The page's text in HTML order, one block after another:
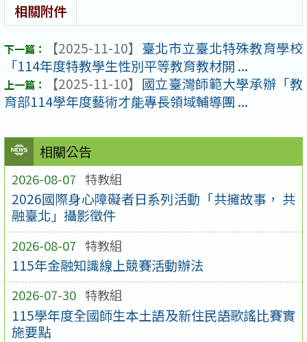
相關公告
2026-08-07 特教組
2026國際身心障礙者日系列活動「共擁故事， 共
融臺北」攝影徵件
2026-08-07 特教組
115年金融知識線上競賽活動辦法
2026-07-30 特教組
115學年度全國師生本土語及新住民語歌謠比賽實
施要點
相關附件
【2025-11-10】 臺北市立臺北特殊教育學校
「114年度特教學生性別平等教育教材開 ...
【2025-11-10】 國立臺灣師範大學承辦「教
育部114學年度藝術才能專長領域輔導團 ...